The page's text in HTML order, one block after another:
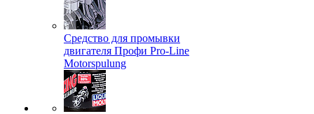
Средство для промывки
двигателя Профи Pro-Line
Motorspulung